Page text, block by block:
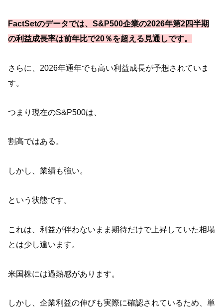
FactSetのデータでは、S&P500企業の2026年第2四半期
の利益成長率は前年比で20％を超える見通しです。
さらに、2026年通年でも高い利益成長が予想されていま
す。
つまり現在のS&P500は、
割高ではある。
しかし、業績も強い。
という状態です。
これは、利益が伴わないまま期待だけで上昇していた相場
とは少し違います。
米国株には過熱感があります。
しかし、企業利益の伸びも実際に確認されているため、単